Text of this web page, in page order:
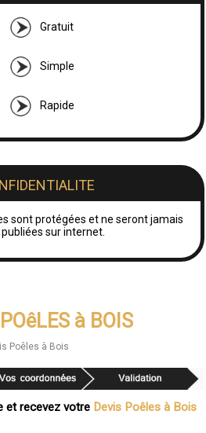
Gratuit
Simple
Rapide
sont protégées et ne seront jamais
publiées sur internet.
à BOIS
Poêles à Bois
et recevez votre Devis Poêles à Bois